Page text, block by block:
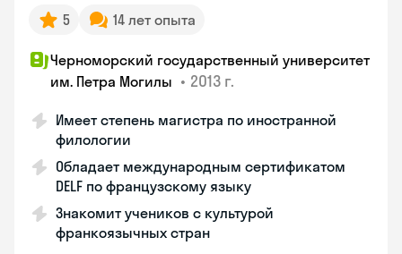
5 14 лет опыта
Черноморский государственный университет
им. Петра Могилы • 2013 г.
Имеет степень магистра по иностранной
филологии
Обладает международным сертификатом
DELF по французскому языку
Знакомит учеников с культурой
франкоязычных стран